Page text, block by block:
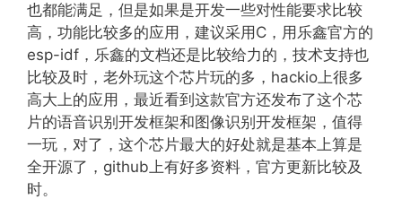
也都能满足，但是如果是开发一些对性能要求比较
高，功能比较多的应用，建议采用C，用乐鑫官方的
esp-idf，乐鑫的文档还是比较给力的，技术支持也
比较及时，老外玩这个芯片玩的多，hackio上很多
高大上的应用，最近看到这款官方还发布了这个芯
片的语音识别开发框架和图像识别开发框架，值得
一玩，对了，这个芯片最大的好处就是基本上算是
全开源了，github上有好多资料，官方更新比较及
时。